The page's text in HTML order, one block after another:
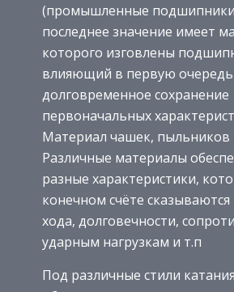
(промышленные
последнее значение имеет
которого изговлены
влияющий в первую
долговременное сохранение
первоначальных
Материал чашек, пыльников
Различные материалы
разные характеристики,
конечном счёте
хода, долговечности,
ударным нагрузкам и т.п
Под различные стили